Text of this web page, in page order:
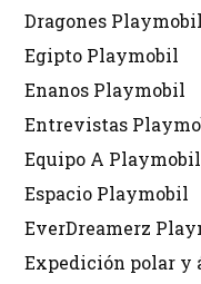
Dragones Playmobil
Egipto Playmobil
Enanos Playmobil
Entrevistas
Equipo A Playmobil
Espacio Playmobil
EverDreamerz
Expedición polar y